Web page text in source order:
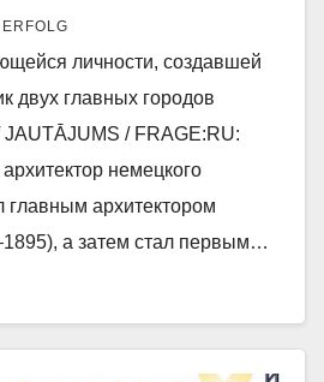
ERFOLG
личности, создавшей
двух главных городов
/ FRAGE:RU:
немецкого
архитектором
а затем стал первым…